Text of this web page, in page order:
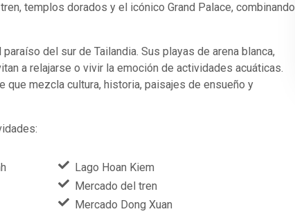
templos dorados y el icónico Grand Palace, combinando
del sur de Tailandia. Sus playas de arena blanca,
a relajarse o vivir la emoción de actividades acuáticas.
que mezcla cultura, historia, paisajes de ensueño y
Lago Hoan Kiem
Mercado del tren
Mercado Dong Xuan